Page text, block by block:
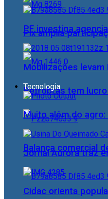
Pix amplia
Petrobras tem
Balança comercial
PF investiga
Mobilizações
Tecnologia
Muito além do
Jornal Aurora traz
Cidac orienta